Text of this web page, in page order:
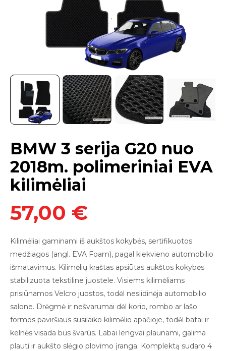
BMW 3 serija G20 nuo
2018m. polimeriniai EVA
kilimėliai
57,00 €
Kilimėliai gaminami iš aukštos kokybės, sertifikuotos
medžiagos (angl. EVA Foam), pagal kiekvieno automobilio
išmatavimus. Kilimėlių kraštas apsiūtas aukštos kokybės
stabilizuota tekstiline juostele. Visiems kilimėliams
prisiūnamos Velcro juostos, todėl neslidinėja automobilio
salone. Drėgmė ir nešvarumai dėl korio, rombo ar lašo
formos paviršiaus susilaiko kilimėlio apačioje, todėl batai ir
kelnės visada bus švarūs. Labai lengvai plaunami, galima
plauti ir aukšto slėgio plovimo įranga. Komplektą sudaro 4